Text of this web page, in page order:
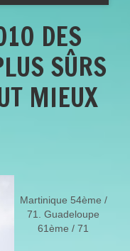
DES
SÛRS
MIEUX
Martinique 54ème /
71. Guadeloupe
61ème / 71